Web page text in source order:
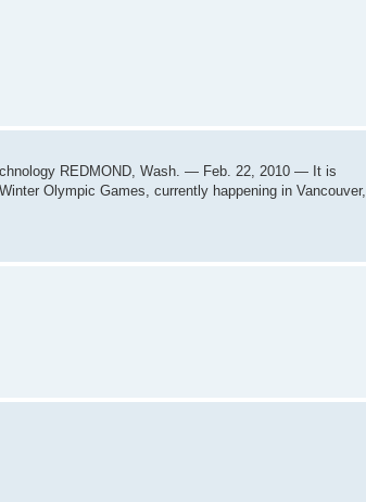
REDMOND, Wash. — Feb. 22, 2010 — It is
Olympic Games, currently happening in Vancouver,